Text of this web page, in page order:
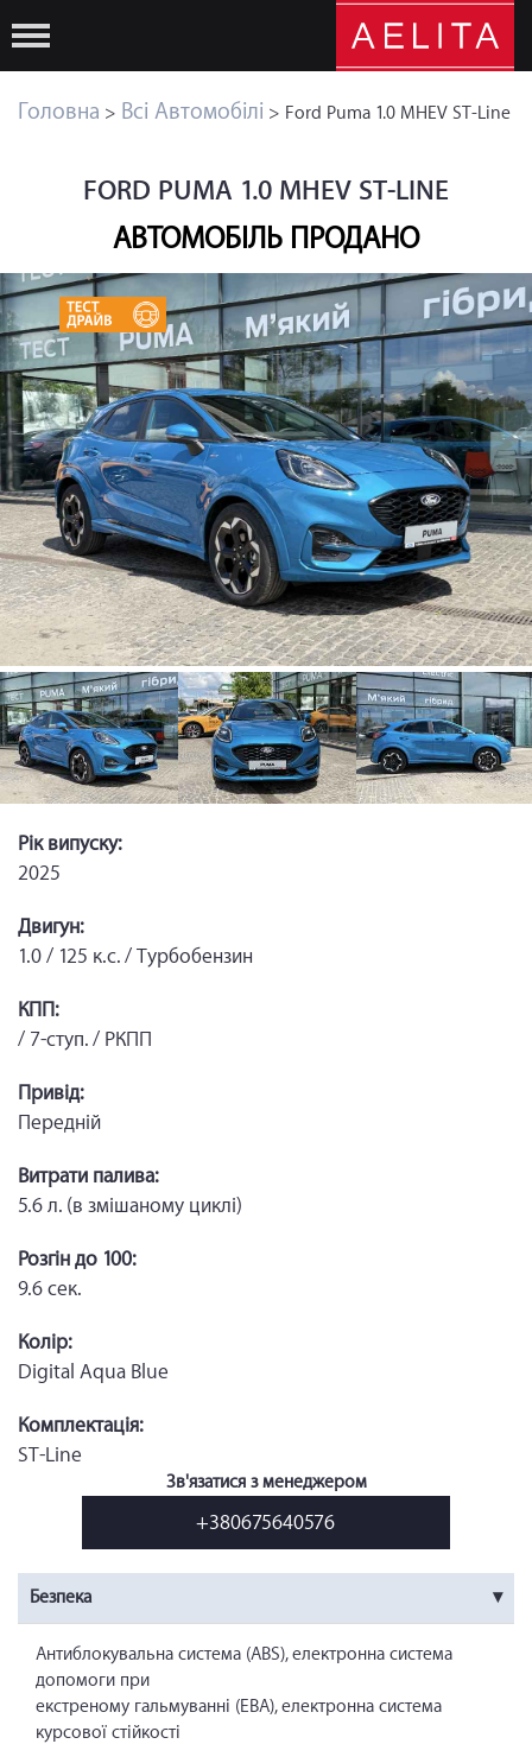
Головна > Всі Автомобілі > Ford Puma 1.0 MHEV ST-Line
FORD PUMA 1.0 MHEV ST-LINE
АВТОМОБІЛЬ ПРОДАНО
Рік випуску:
2025
Двигун:
1.0 / 125 к.с. / Турбобензин
КПП:
/ 7-ступ. / РКПП
Привід:
Передній
Витрати палива:
5.6 л. (в змішаному циклі)
Розгін до 100:
9.6 сек.
Колір:
Digital Aqua Blue
Комплектація:
ST-Line
Зв'язатися з менеджером
+380675640576
Безпека
Антиблокувальна система (ABS), електронна система
допомоги при
екстреному гальмуванні (EBA), електронна система
курсової стійкості